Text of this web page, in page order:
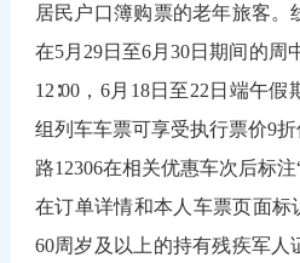
居民户口簿购票的老年旅客。
在5月29日至6月30日期间的周
12∶00，6月18日至22日端午
组列车车票可享受执行票价9
路12306在相关优惠车次后标
在订单详情和本人车票页面标
60周岁及以上的持有残疾军人